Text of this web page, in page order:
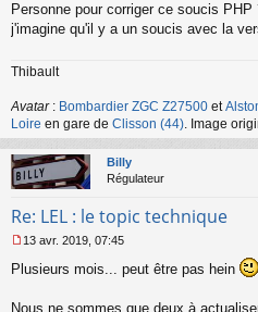
Personne pour corriger ce soucis
j'imagine qu'il y a un soucis avec la
Thibault
Avatar : Bombardier ZGC Z27500 et
Loire en gare de Clisson (44). Image
Billy
Régulateur
Re: LEL : le topic technique
e
13 avr. 2019, 07:45
Plusieurs mois... peut être pas hein
Nous ne sommes que deux à